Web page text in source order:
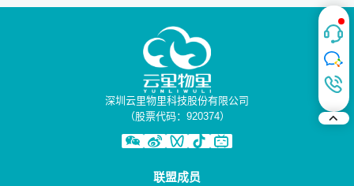
深圳云里物里科技股份有限公司
（股票代码：920374）
联盟成员